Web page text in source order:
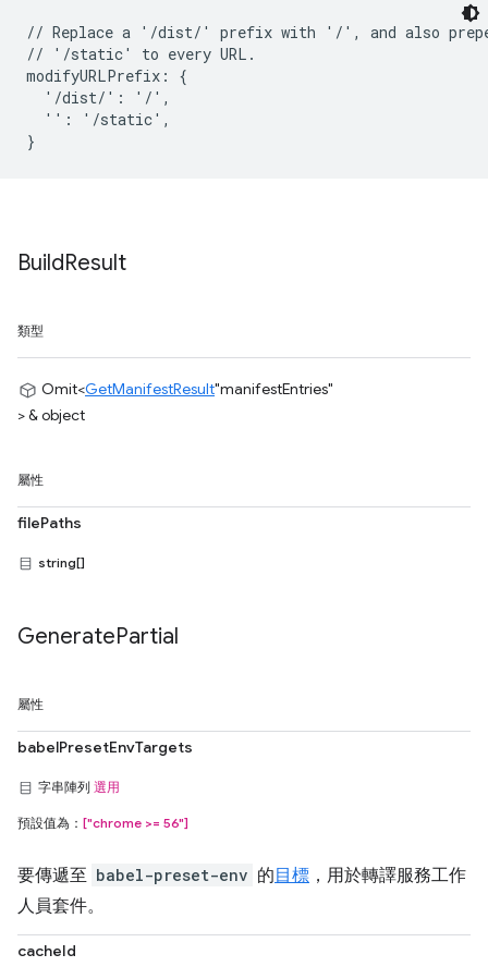
// Replace a '/dist/' prefix with '/', and also
// '/static' to every URL.
modifyURLPrefix: {
  '/dist/': '/',
  '': '/static',
BuildResult
類型
Omit<GetManifestResult"manifestEntries"
> & object
屬性
filePaths
string[]
GeneratePartial
屬性
babelPresetEnvTargets
字串陣列 選用
預設值為： ["chrome >= 56"]
要傳遞至 babel-preset-env 的 目標 ，用於轉譯服務工作
人員套件。
cacheId